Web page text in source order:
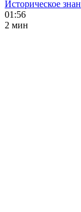
Историческое
01:56
2 мин